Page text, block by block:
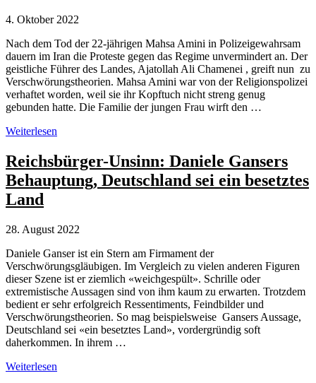
Ukraine
4. Oktober 2022
Nach dem Tod der 22-jährigen Mahsa Amini in Polizeigewahrsam
dauern im Iran die Proteste gegen das Regime unvermindert an. Der
geistliche Führer des Landes, Ajatollah Ali Chamenei , greift nun zu
Verschwörungstheorien. Mahsa Amini war von der Religionspolizei
verhaftet worden, weil sie ihr Kopftuch nicht streng genug
gebunden hatte. Die Familie der jungen Frau wirft den …
Iran:
Ajatollah
Ali
Chamenei
greift
zu
Weiterlesen
Reichsbürger-Unsinn: Daniele Gansers
Behauptung, Deutschland sei ein besetztes
Land
28. August 2022
Daniele Ganser ist ein Stern am Firmament der
Verschwörungsgläubigen. Im Vergleich zu vielen anderen Figuren
dieser Szene ist er ziemlich «weichgespült». Schrille oder
extremistische Aussagen sind von ihm kaum zu erwarten. Trotzdem
bedient er sehr erfolgreich Ressentiments, Feindbilder und
Verschwörungstheorien. So mag beispielsweise Gansers Aussage,
Deutschland sei «ein besetztes Land», vordergründig soft
daherkommen. In ihrem …
Reichsbürger-
Weiterlesen